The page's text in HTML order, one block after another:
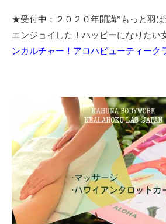
★受付中：２０２０年開講”もっと羽
エンジョイした！ハッピーになりたい
ンカルチャー！アロハビューティーク